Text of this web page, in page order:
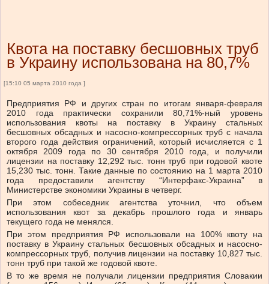
Квота на поставку бесшовных труб
в Украину использована на 80,7%
[15:10 05 марта 2010 года ]
Предприятия РФ и других стран по итогам января-февраля
2010 года практически сохранили 80,71%-ный уровень
использования квоты на поставку в Украину стальных
бесшовных обсадных и насосно-компрессорных труб с начала
второго года действия ограничений, который исчисляется с 1
октября 2009 года по 30 сентября 2010 года, и получили
лицензии на поставку 12,292 тыс. тонн труб при годовой квоте
15,230 тыс. тонн. Такие данные по состоянию на 1 марта 2010
года предоставили агентству “Интерфакс-Украина” в
Министерстве экономики Украины в четверг.
При этом собеседник агентства уточнил, что объем
использования квот за декабрь прошлого года и январь
текущего года не менялся.
При этом предприятия РФ использовали на 100% квоту на
поставку в Украину стальных бесшовных обсадных и насосно-
компрессорных труб, получив лицензии на поставку 10,827 тыс.
тонн труб при такой же годовой квоте.
В то же время не получали лицензии предприятия Словакии